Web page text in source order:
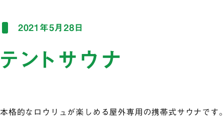
2021年5月28日
テントサウナ
本格的なロウリュが楽しめる屋外専用の携帯式サウナです。